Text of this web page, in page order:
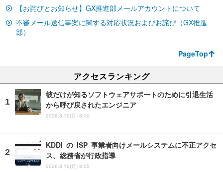
【お詫びとお知らせ】GX推進部メールアカウントについて
不審メール送信事案に関する対応状況およびお詫び（GX推進
部）
PageTop
アクセスランキング
彼だけが知るソフトウェアサポートのために引退生活
から呼び戻されたエンジニア
2026.8.10(月) 8:10
KDDI の ISP 事業者向けメールシステムに不正アクセ
ス、総務省が行政指導
2026.8.10(月) 8:05